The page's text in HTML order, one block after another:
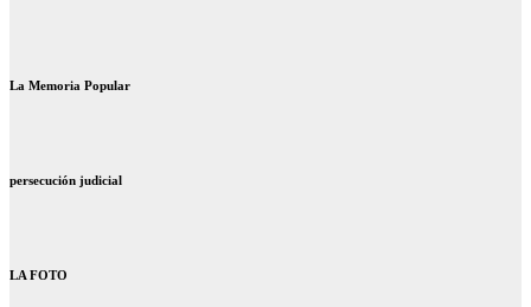
La Memoria Popular
persecución judicial
LA FOTO